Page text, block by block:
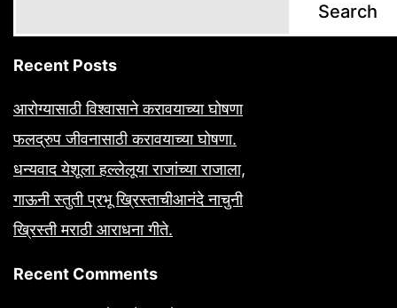
Search
Recent Posts
आरोग्यासाठी विश्वासाने करावयाच्या घोषणा
फलद्रुप जीवनासाठी करावयाच्या घोषणा.
धन्यवाद येशूला हल्लेलूया राजांच्या राजाला,
गाऊनी स्तुती प्रभू ख्रिस्ताचीआनंदे नाचुनी
ख्रिस्ती मराठी आराधना गीते.
Recent Comments